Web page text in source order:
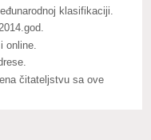
klasifikaciji.
online.
čitateljstvu sa ove